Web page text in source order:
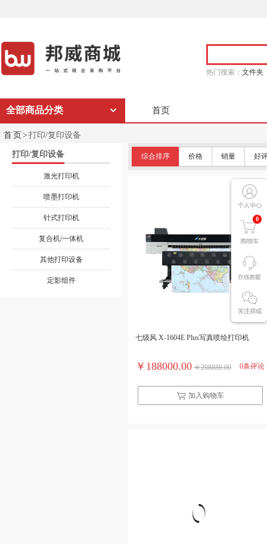
热门搜索： 文件夹
0
全部商品分类 首页
首页> 打印/复印设备
打印/复印设备
激光打印机
喷墨打印机
针式打印机
复合机/一体机
其他打印设备
定影组件
综合排序 价格 销量 好
七级风 X-1604E Plus写真喷绘打印机
￥188000.00 ￥208888.00 0条评论
加入购物车